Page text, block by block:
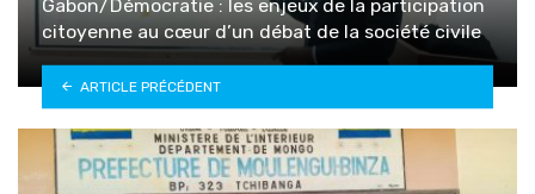
Gabon/Démocratie : les enjeux de la participation
citoyenne au cœur d’un débat de la société civile
ARTICLE PRÉCÉDENT